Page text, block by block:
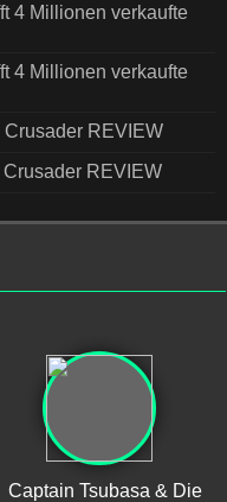
4 Millionen verkaufte
4 Millionen verkaufte
Crusader REVIEW
REVIEW
Captain Tsubasa & Die